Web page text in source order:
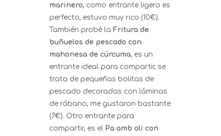
marinero, como entrante ligero es
perfecto, estuvo muy rico (10€).
También probé la Fritura de
buñuelos de pescado con
mahonesa de cúrcuma, es un
entrante ideal para compartir, se
trata de pequeñas bolitas de
pescado decoradas con láminas
de rábano, me gustaron bastante
(7€). Otro entrante para
compartir, es el Pa amb oli con